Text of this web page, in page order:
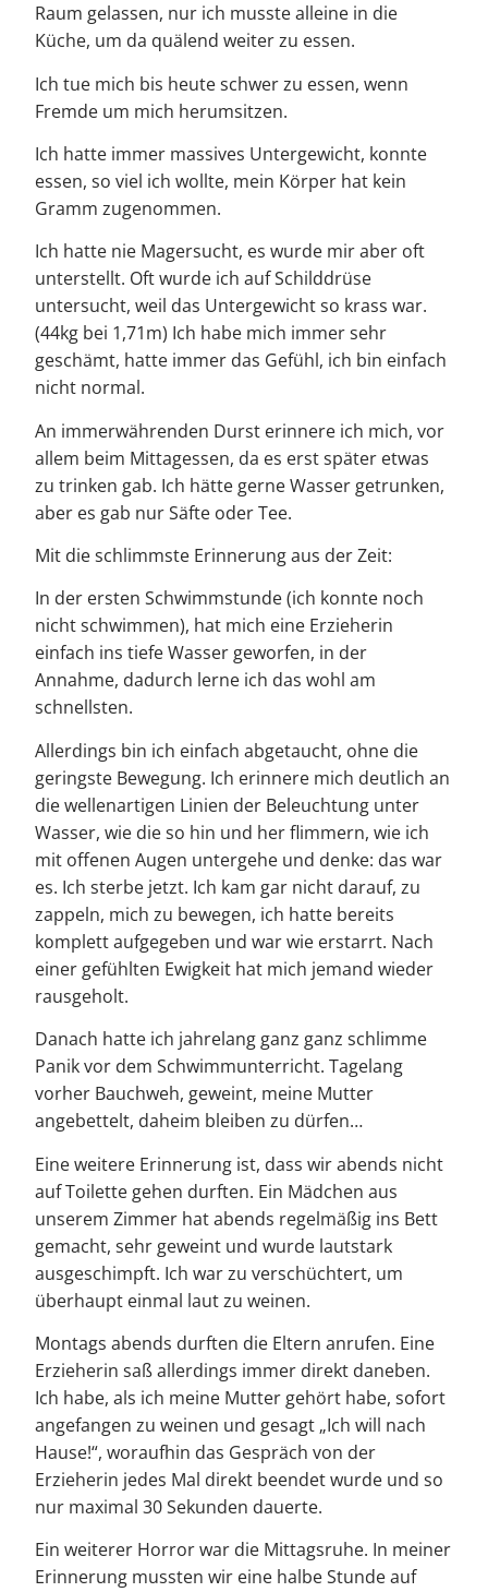
Raum gelassen, nur ich musste alleine in die
Küche, um da quälend weiter zu essen.
Ich tue mich bis heute schwer zu essen, wenn
Fremde um mich herumsitzen.
Ich hatte immer massives Untergewicht, konnte
essen, so viel ich wollte, mein Körper hat kein
Gramm zugenommen.
Ich hatte nie Magersucht, es wurde mir aber oft
unterstellt. Oft wurde ich auf Schilddrüse
untersucht, weil das Untergewicht so krass war.
(44kg bei 1,71m) Ich habe mich immer sehr
geschämt, hatte immer das Gefühl, ich bin einfach
nicht normal.
An immerwährenden Durst erinnere ich mich, vor
allem beim Mittagessen, da es erst später etwas
zu trinken gab. Ich hätte gerne Wasser getrunken,
aber es gab nur Säfte oder Tee.
Mit die schlimmste Erinnerung aus der Zeit:
In der ersten Schwimmstunde (ich konnte noch
nicht schwimmen), hat mich eine Erzieherin
einfach ins tiefe Wasser geworfen, in der
Annahme, dadurch lerne ich das wohl am
schnellsten.
Allerdings bin ich einfach abgetaucht, ohne die
geringste Bewegung. Ich erinnere mich deutlich an
die wellenartigen Linien der Beleuchtung unter
Wasser, wie die so hin und her flimmern, wie ich
mit offenen Augen untergehe und denke: das war
es. Ich sterbe jetzt. Ich kam gar nicht darauf, zu
zappeln, mich zu bewegen, ich hatte bereits
komplett aufgegeben und war wie erstarrt. Nach
einer gefühlten Ewigkeit hat mich jemand wieder
rausgeholt.
Danach hatte ich jahrelang ganz ganz schlimme
Panik vor dem Schwimmunterricht. Tagelang
vorher Bauchweh, geweint, meine Mutter
angebettelt, daheim bleiben zu dürfen…
Eine weitere Erinnerung ist, dass wir abends nicht
auf Toilette gehen durften. Ein Mädchen aus
unserem Zimmer hat abends regelmäßig ins Bett
gemacht, sehr geweint und wurde lautstark
ausgeschimpft. Ich war zu verschüchtert, um
überhaupt einmal laut zu weinen.
Montags abends durften die Eltern anrufen. Eine
Erzieherin saß allerdings immer direkt daneben.
Ich habe, als ich meine Mutter gehört habe, sofort
angefangen zu weinen und gesagt „Ich will nach
Hause!“, woraufhin das Gespräch von der
Erzieherin jedes Mal direkt beendet wurde und so
nur maximal 30 Sekunden dauerte.
Ein weiterer Horror war die Mittagsruhe. In meiner
Erinnerung mussten wir eine halbe Stunde auf